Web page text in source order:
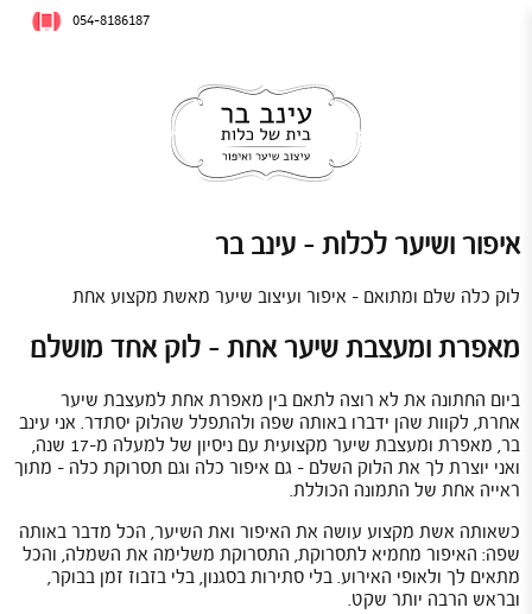
054-8186187
איפור ושיער לכלות - עינב בר
לוק כלה שלם ומתואם – איפור ועיצוב שיער מאשת מקצוע אחת
מאפרת ומעצבת שיער אחת – לוק אחד מושלם
ביום החתונה את לא רוצה לתאם בין מאפרת אחת למעצבת שיער
אחרת, לקוות שהן ידברו באותה שפה ולהתפלל שהלוק יסתדר. אני עינב
בר, מאפרת ומעצבת שיער מקצועית עם ניסיון של למעלה מ-17 שנה,
ואני יוצרת לך את הלוק השלם – גם איפור כלה וגם תסרוקת כלה – מתוך
ראייה אחת של התמונה הכוללת.
כשאותה אשת מקצוע עושה את האיפור ואת השיער, הכל מדבר באותה
שפה: האיפור מחמיא לתסרוקת, התסרוקת משלימה את השמלה, והכל
מתאים לך ולאופי האירוע. בלי סתירות בסגנון, בלי בזבוז זמן בבוקר,
ובראש הרבה יותר שקט.